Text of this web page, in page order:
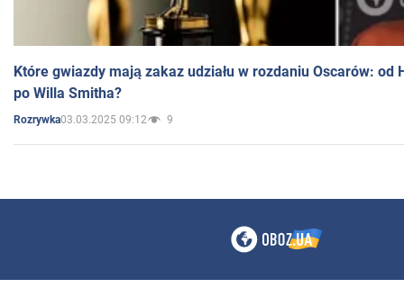
Które gwiazdy mają zakaz udziału w rozdaniu Oscarów: od
po Willa Smitha?
Rozrywka03.03.2025 09:12 9